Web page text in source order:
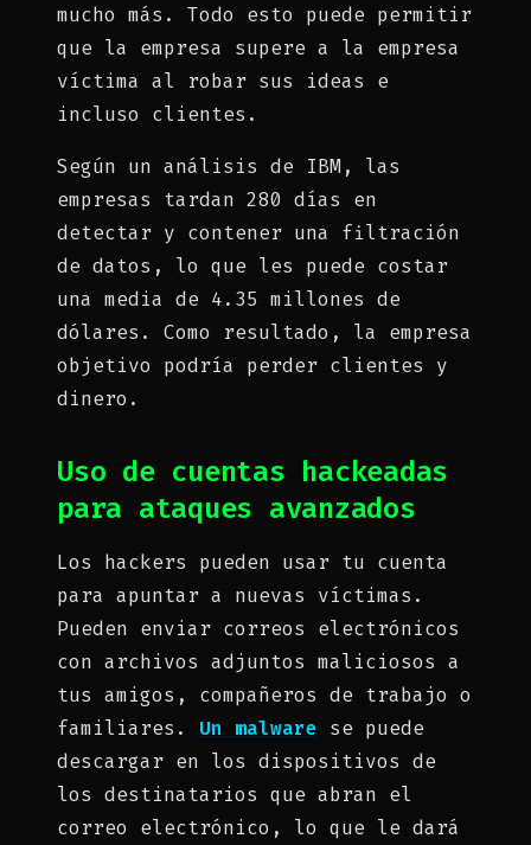
mucho más. Todo esto puede permitir
que la empresa supere a la empresa
víctima al robar sus ideas e
incluso clientes.
Según un análisis de IBM, las
empresas tardan 280 días en
detectar y contener una filtración
de datos, lo que les puede costar
una media de 4.35 millones de
dólares. Como resultado, la empresa
objetivo podría perder clientes y
dinero.
Uso de cuentas hackeadas
para ataques avanzados
Los hackers pueden usar tu cuenta
para apuntar a nuevas víctimas.
Pueden enviar correos electrónicos
con archivos adjuntos maliciosos a
tus amigos, compañeros de trabajo o
familiares. Un malware se puede
descargar en los dispositivos de
los destinatarios que abran el
correo electrónico, lo que le dará